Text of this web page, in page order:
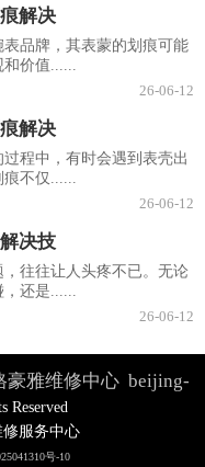
解决
品牌，其表蒙的划痕可能
和价值......
26-06-12
解决
程中，有时会遇到表壳出
痕不仅......
26-06-12
决技
往往让人头疼不已。无论
还是......
26-06-12
豪雅维修中心 beijing-
Reserved
修服务中心
号-10